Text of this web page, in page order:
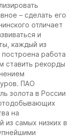
– сделать его
отличает
и
каждый из
работа
ставить рекорды
ПАО
золота в России
на
из самых низких в